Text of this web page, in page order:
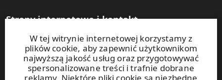
W tej witrynie internetowej korzystamy z
plików cookie, aby zapewnić użytkownikom
najwyższą jakość usług oraz przygotowywać
spersonalizowane treści i trafnie dobrane
Strony internetowe i kontakt
UPM Raflatac Graphics Solutions
UPM Raflatac Office Products
UPM Raflatac Industrial Removables
Kontakt